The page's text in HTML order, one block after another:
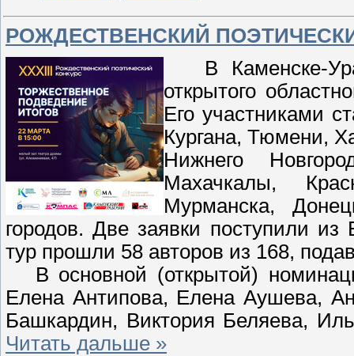
РОЖДЕСТВЕНСКИЙ
В Каменске-
открытого
Его участниками
Кургана, Тюмени,
Нижнего
Махачкалы,
Мурманска,
городов. Две заявки поступили
тур прошли 58 авторов из 168,
В основной (открытой)
Елена Антипова, Елена Аушева,
Башкардин, Виктория Беляева,
Читать дальше »